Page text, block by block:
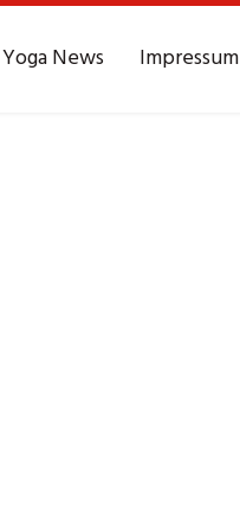
Yoga News Impressum